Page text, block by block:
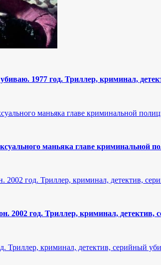
1977 год. Триллер, криминал,
маньяка главе криминальной
год. Триллер, криминал, детектив,